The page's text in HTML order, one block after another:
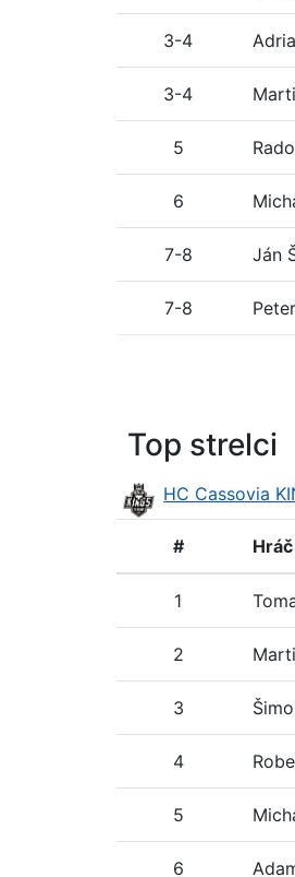
3-4
3-4
5
6
7-8 Ján
7-8
Top strelci
HC Cassovia
# Hráč
1
2
3
4
5
6